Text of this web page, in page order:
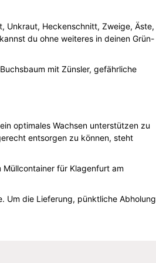
Unkraut, Heckenschnitt, Zweige, Äste,
du ohne weiteres in deinen Grün-
mit Zünsler, gefährliche
optimales Wachsen unterstützen zu
entsorgen zu können, steht
für Klagenfurt am
Um die Lieferung, pünktliche Abholung